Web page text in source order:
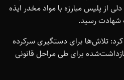
از پلیس مبارزه با مواد مخدر ایذه
شهادت رسید.
کرد: تلاش‌ها برای دستگیری سرکرده
برای طی مراحل قانونی